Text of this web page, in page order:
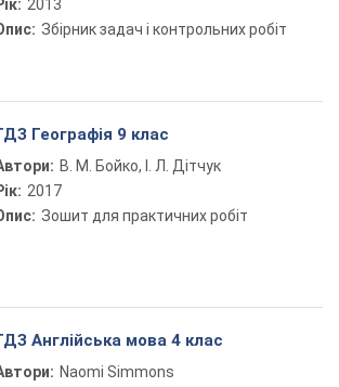
2013
Збірник задач і контрольних робіт
Географія 9 клас
В. М. Бойко, І. Л. Дітчук
2017
Зошит для практичних робіт
Англійська мова 4 клас
Naomi Simmons